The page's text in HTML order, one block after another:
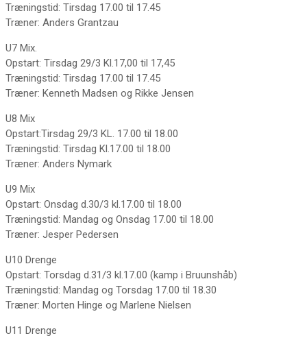
Træningstid: Tirsdag 17.00 til 17.45
Træner: Anders Grantzau
U7 Mix.
Opstart: Tirsdag 29/3 Kl.17,00 til 17,45
Træningstid: Tirsdag 17.00 til 17.45
Træner: Kenneth Madsen og Rikke Jensen
U8 Mix
Opstart:Tirsdag 29/3 KL. 17.00 til 18.00
Træningstid: Tirsdag Kl.17.00 til 18.00
Træner: Anders Nymark
U9 Mix
Opstart: Onsdag d.30/3 kl.17.00 til 18.00
Træningstid: Mandag og Onsdag 17.00 til 18.00
Træner: Jesper Pedersen
U10 Drenge
Opstart: Torsdag d.31/3 kl.17.00 (kamp i Bruunshåb)
Træningstid: Mandag og Torsdag 17.00 til 18.30
Træner: Morten Hinge og Marlene Nielsen
U11 Drenge